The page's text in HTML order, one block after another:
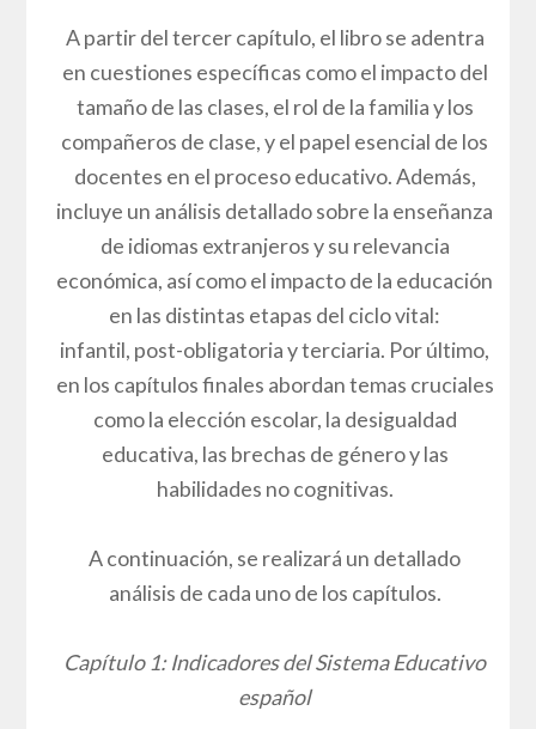
A partir del tercer capítulo, el libro se adentra
en cuestiones específicas como el impacto del
tamaño de las clases, el rol de la familia y los
compañeros de clase, y el papel esencial de los
docentes en el proceso educativo. Además,
incluye un análisis detallado sobre la enseñanza
de idiomas extranjeros y su relevancia
económica, así como el impacto de la educación
en las distintas etapas del ciclo vital:
infantil, post-obligatoria y terciaria. Por último,
en los capítulos finales abordan temas cruciales
como la elección escolar, la desigualdad
educativa, las brechas de género y las
habilidades no cognitivas.
A continuación, se realizará un detallado
análisis de cada uno de los capítulos.
Capítulo 1: Indicadores del Sistema Educativo
español